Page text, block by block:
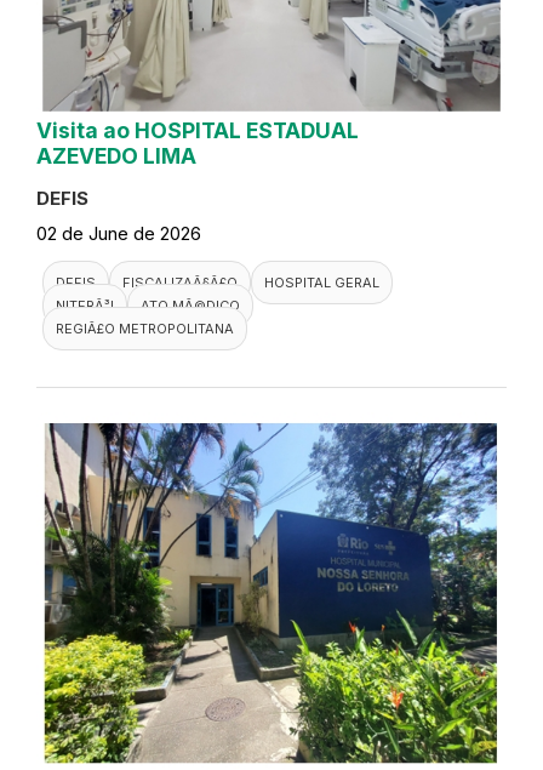
Visita ao HOSPITAL ESTADUAL
AZEVEDO LIMA
DEFIS
02 de June de 2026
DEFIS FISCALIZAÃ§Ã£O
HOSPITAL GERAL
NITERÃ³I
ATO MÃ©DICO
REGIÃ£O METROPOLITANA